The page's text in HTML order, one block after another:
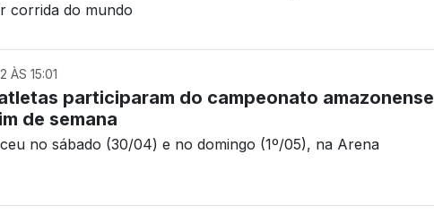
corrida do mundo
ÀS 15:01
participaram do campeonato amazonense
de semana
no sábado (30/04) e no domingo (1º/05), na Arena